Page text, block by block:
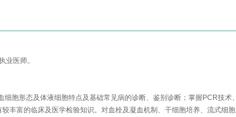
业医师。
胞形态及体液细胞特点及基础常见病的诊断、鉴别诊断；掌握PCR技术、
丰富的临床及医学检验知识。对血栓及凝血机制、干细胞培养、流式细胞